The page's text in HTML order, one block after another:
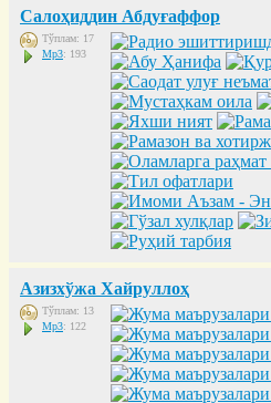
Салоҳиддин Абдуғаффор
Тўплам: 17
Mp3: 193
Азизхўжа Хайруллоҳ
Тўплам: 13
Mp3: 122